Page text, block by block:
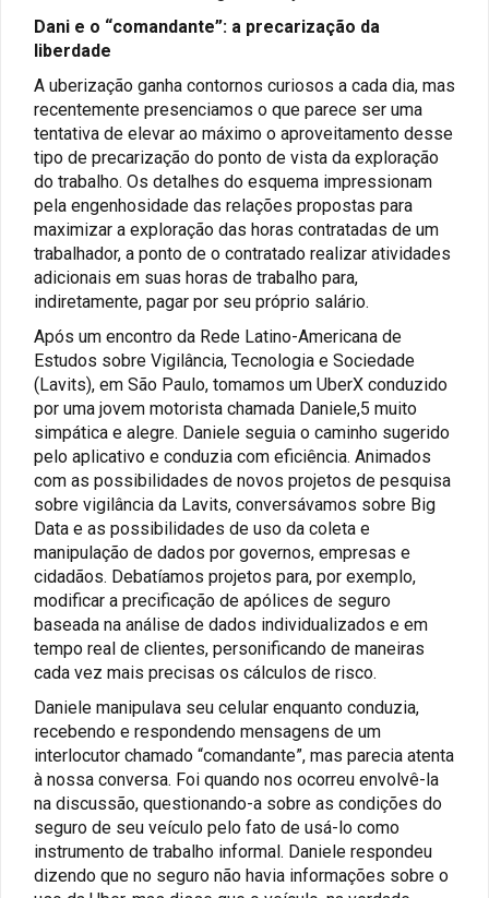
Dani e o “comandante”: a precarização da
liberdade
A uberização ganha contornos curiosos a cada dia, mas
recentemente presenciamos o que parece ser uma
tentativa de elevar ao máximo o aproveitamento desse
tipo de precarização do ponto de vista da exploração
do trabalho. Os detalhes do esquema impressionam
pela engenhosidade das relações propostas para
maximizar a exploração das horas contratadas de um
trabalhador, a ponto de o contratado realizar atividades
adicionais em suas horas de trabalho para,
indiretamente, pagar por seu próprio salário.
Após um encontro da Rede Latino-Americana de
Estudos sobre Vigilância, Tecnologia e Sociedade
(Lavits), em São Paulo, tomamos um UberX conduzido
por uma jovem motorista chamada Daniele,5 muito
simpática e alegre. Daniele seguia o caminho sugerido
pelo aplicativo e conduzia com eficiência. Animados
com as possibilidades de novos projetos de pesquisa
sobre vigilância da Lavits, conversávamos sobre Big
Data e as possibilidades de uso da coleta e
manipulação de dados por governos, empresas e
cidadãos. Debatíamos projetos para, por exemplo,
modificar a precificação de apólices de seguro
baseada na análise de dados individualizados e em
tempo real de clientes, personificando de maneiras
cada vez mais precisas os cálculos de risco.
Daniele manipulava seu celular enquanto conduzia,
recebendo e respondendo mensagens de um
interlocutor chamado “comandante”, mas parecia atenta
à nossa conversa. Foi quando nos ocorreu envolvê-la
na discussão, questionando-a sobre as condições do
seguro de seu veículo pelo fato de usá-lo como
instrumento de trabalho informal. Daniele respondeu
dizendo que no seguro não havia informações sobre o